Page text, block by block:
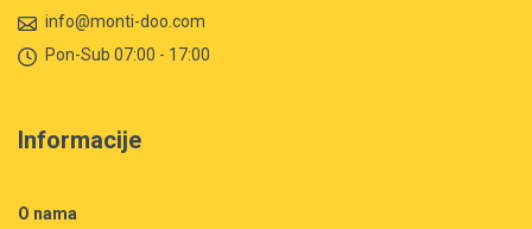
info@monti-doo.com
Pon-Sub 07:00 - 17:00
Informacije
O nama